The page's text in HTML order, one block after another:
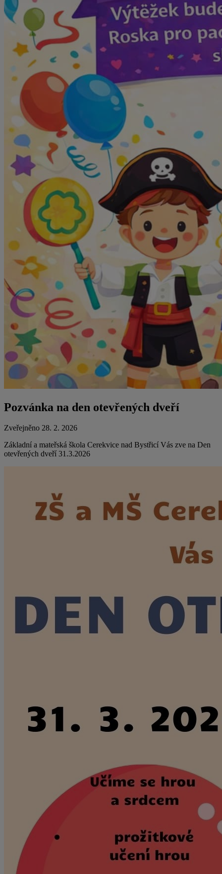
Pozvánka na den otevřených dveří
Zveřejněno 28. 2. 2026
Základní a mateřská škola Cerekvice nad Bystřicí Vás zve na Den
otevřených dveří 31.3.2026